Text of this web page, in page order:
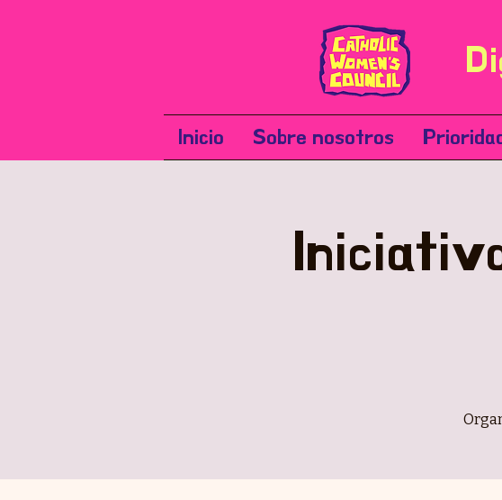
Inicio Sobre nosotros